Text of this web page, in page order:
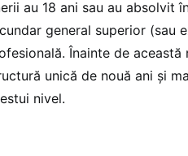
au 18 ani sau au absolvit
general superior (sau
Înainte de
unică de nouă ani și
nivel.